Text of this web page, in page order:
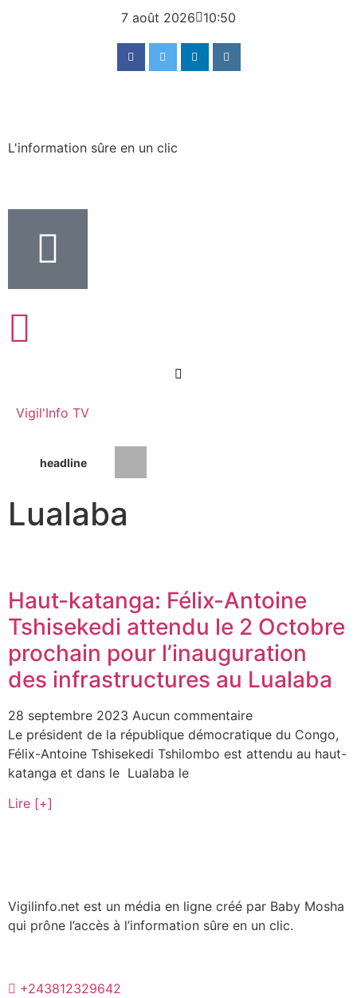
7 août 2026 10:50
L'information sûre en un clic
Vigil'Info TV
headline
Lualaba
Haut-katanga: Félix-Antoine
Tshisekedi attendu le 2 Octobre
prochain pour l’inauguration
des infrastructures au Lualaba
28 septembre 2023 Aucun commentaire
Le président de la république démocratique du Congo,
Félix-Antoine Tshisekedi Tshilombo est attendu au haut-
katanga et dans le Lualaba le
Lire [+]
Vigilinfo.net est un média en ligne créé par Baby Mosha
qui prône l’accès à l’information sûre en un clic.
+243812329642